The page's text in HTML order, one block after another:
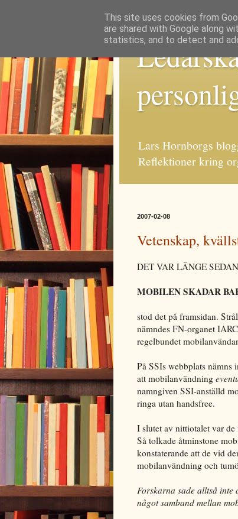
Lars Hornborgs
Reflektioner kring
2007-02-08
Vetenskap,
DET VAR LÄNGE
MOBILEN SKADAR
stod det på framsidan.
nämndes FN-organet
regelbundet
På SSIs webbplats nämns
att mobilanvändning
namngiven SSI-anställd
ringa utan handsfree.
I slutet av nittiotalet var de
Så tolkade åtminstone
konstaterande att de vid
mobilanvändning och
Forskarna sade alltså
något samband mellan
This site uses cookies from
are shared with Google along
statistics, and to detect and